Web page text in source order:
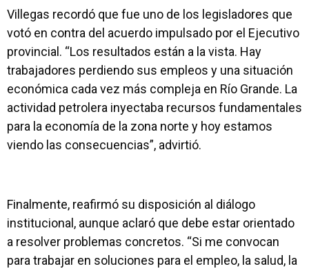
Villegas recordó que fue uno de los legisladores que
votó en contra del acuerdo impulsado por el Ejecutivo
provincial. “Los resultados están a la vista. Hay
trabajadores perdiendo sus empleos y una situación
económica cada vez más compleja en Río Grande. La
actividad petrolera inyectaba recursos fundamentales
para la economía de la zona norte y hoy estamos
viendo las consecuencias”, advirtió.
Finalmente, reafirmó su disposición al diálogo
institucional, aunque aclaró que debe estar orientado
a resolver problemas concretos. “Si me convocan
para trabajar en soluciones para el empleo, la salud, la